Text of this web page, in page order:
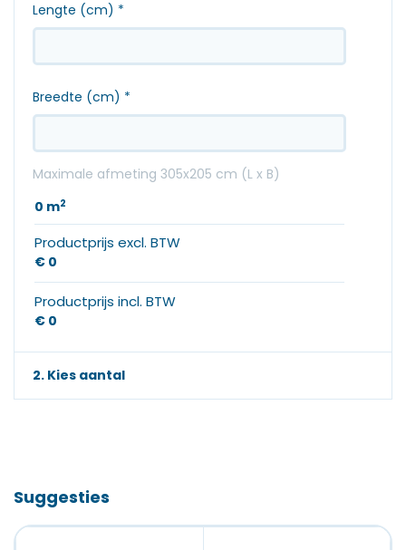
Lengte (cm) *
Breedte (cm) *
Maximale afmeting 305x205 cm (L x B)
0 m2
Productprijs excl. BTW
€ 0
Productprijs incl. BTW
€ 0
2. Kies aantal
Suggesties